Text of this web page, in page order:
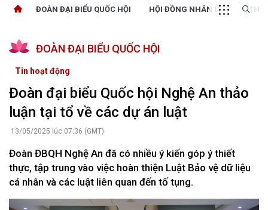
ĐOÀN ĐẠI BIỂU QUỐC HỘI HỘI ĐỒNG NHÂN DÂN
ĐOÀN ĐẠI BIỂU QUỐC HỘI
Tin hoạt động
Đoàn đại biểu Quốc hội Nghệ An thảo
luận tại tổ về các dự án luật
13/05/2025 lúc 07:36 (GMT)
Đoàn ĐBQH Nghệ An đã có nhiều ý kiến góp ý thiết
thực, tập trung vào việc hoàn thiện Luật Bảo vệ dữ liệu
cá nhân và các luật liên quan đến tố tụng.